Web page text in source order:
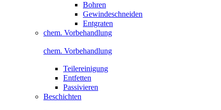
Bohren
Gewindeschneiden
Entgraten
chem. Vorbehandlung
chem. Vorbehandlung
Teilereinigung
Entfetten
Passivieren
Beschichten